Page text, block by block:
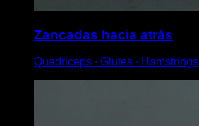
Zancadas hacia atrás
Quadriceps ∙ Glutes ∙ Hamstrings